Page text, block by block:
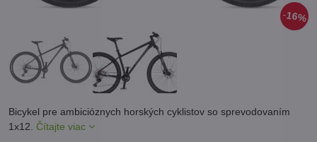
16%
Bicykel pre ambicióznych horských cyklistov so sprevodovaním
1x12. Čítajte viac